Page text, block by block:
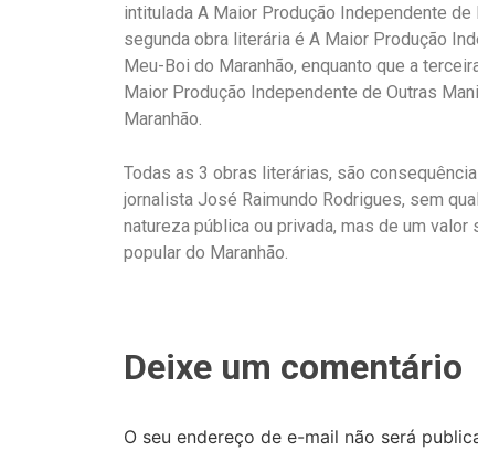
intitulada A Maior Produção Independente
segunda obra literária é A Maior Produção
Meu-Boi do Maranhão, enquanto que a
Maior Produção Independente de Outras
Maranhão.
Todas as 3 obras literárias, são
jornalista José Raimundo Rodrigues, sem
natureza pública ou privada, mas de um valor
popular do Maranhão.
Deixe um comentário
O seu endereço de e-mail não será